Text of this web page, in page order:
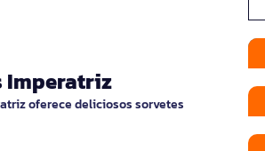
Imperatriz
oferece deliciosos sorvetes